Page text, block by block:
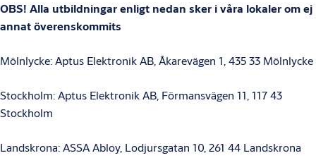
OBS! Alla utbildningar enligt nedan sker i våra lokaler om ej
annat överenskommits
Mölnlycke: Aptus Elektronik AB, Åkarevägen 1, 435 33 Mölnlycke
Stockholm: Aptus Elektronik AB, Förmansvägen 11, 117 43
Stockholm
Landskrona: ASSA Abloy, Lodjursgatan 10, 261 44 Landskrona